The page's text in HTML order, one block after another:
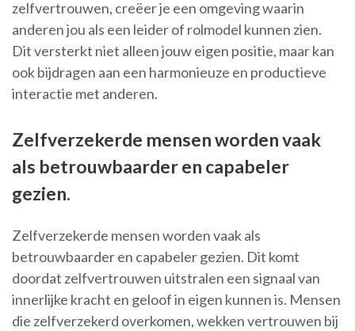
zelfvertrouwen, creëer je een omgeving waarin
anderen jou als een leider of rolmodel kunnen zien.
Dit versterkt niet alleen jouw eigen positie, maar kan
ook bijdragen aan een harmonieuze en productieve
interactie met anderen.
Zelfverzekerde mensen worden vaak
als betrouwbaarder en capabeler
gezien.
Zelfverzekerde mensen worden vaak als
betrouwbaarder en capabeler gezien. Dit komt
doordat zelfvertrouwen uitstralen een signaal van
innerlijke kracht en geloof in eigen kunnen is. Mensen
die zelfverzekerd overkomen, wekken vertrouwen bij